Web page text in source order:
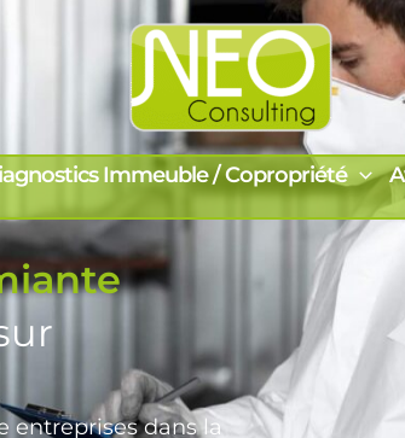
Immeuble / Copropriété
entreprises dans la